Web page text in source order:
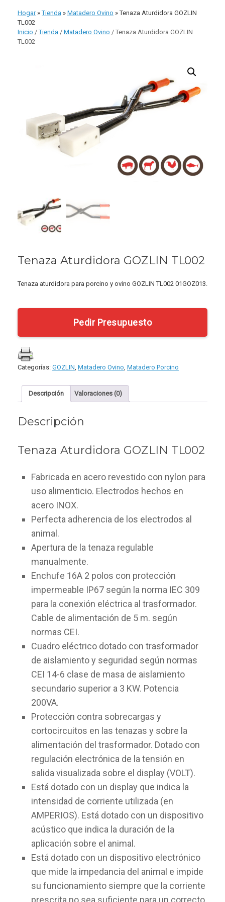
Hogar » Tienda » Matadero Ovino »Tenaza Aturdidora GOZLIN
TL002
Inicio /Tienda / Matadero Ovino / Tenaza Aturdidora GOZLIN
TL002
Tenaza Aturdidora GOZLIN TL002
Tenaza aturdidora para porcino y ovino GOZLIN TL002 01GOZ013.
Pedir Presupuesto
Categorías: GOZLIN Matadero Ovino Matadero Porcino
Descripción Valoraciones (0)
Descripción
Tenaza Aturdidora GOZLIN TL002
Fabricada en acero revestido con nylon para
uso alimenticio. Electrodos hechos en
acero INOX.
Perfecta adherencia de los electrodos al
animal.
Apertura de la tenaza regulable
manualmente.
Enchufe 16A 2 polos con protección
impermeable IP67 según la norma IEC 309
para la conexión eléctrica al trasformador.
Cable de alimentación de 5 m. según
normas CEI.
Cuadro eléctrico dotado con trasformador
de aislamiento y seguridad según normas
CEI 14-6 clase de masa de aislamiento
secundario superior a 3 KW. Potencia
200VA.
Protección contra sobrecargas y
cortocircuitos en las tenazas y sobre la
alimentación del trasformador. Dotado con
regulación electrónica de la tensión en
salida visualizada sobre el display (VOLT).
Está dotado con un display que indica la
intensidad de corriente utilizada (en
AMPERIOS). Está dotado con un dispositivo
acústico que indica la duración de la
aplicación sobre el animal.
Está dotado con un dispositivo electrónico
que mide la impedancia del animal e impide
su funcionamiento siempre que la corriente
prescrita no sea suficiente para un correcto